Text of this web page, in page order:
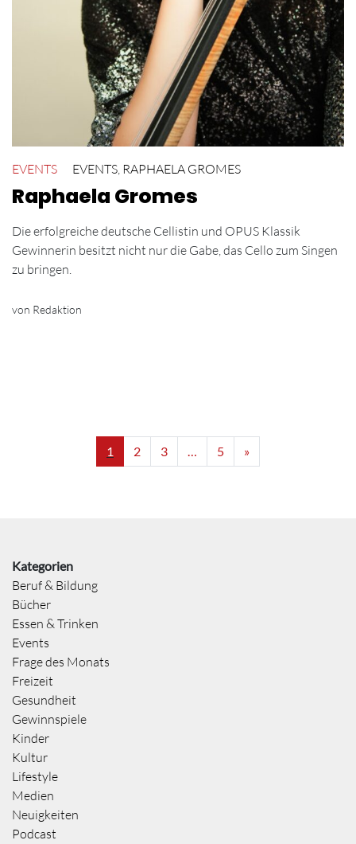
EVENTS EVENTS, RAPHAELA GROMES
Raphaela Gromes
Die erfolgreiche deutsche Cellistin und OPUS Klassik
Gewinnerin besitzt nicht nur die Gabe, das Cello zum Singen
zu bringen.
von Redaktion
1 2 3 … 5 »
Kategorien
Beruf & Bildung
Bücher
Essen & Trinken
Events
Frage des Monats
Freizeit
Gesundheit
Gewinnspiele
Kinder
Kultur
Lifestyle
Medien
Neuigkeiten
Podcast